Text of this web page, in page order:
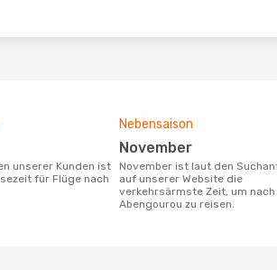
für Flüge nach
Nebensaison
November
November ist laut den Suchanfragen
auf unserer Website die
verkehrsärmste Zeit, um nach
Abengourou zu reisen.